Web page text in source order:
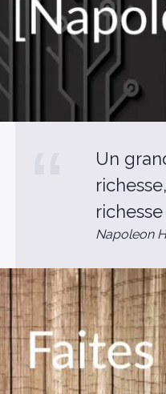
Un
richesse
Napoleon